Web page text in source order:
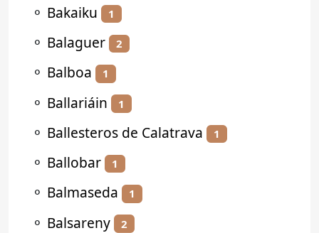
⚬ Bakaiku 1
⚬ Balaguer 2
⚬ Balboa 1
⚬ Ballariáin 1
⚬ Ballesteros de Calatrava 1
⚬ Ballobar 1
⚬ Balmaseda 1
⚬ Balsareny 2